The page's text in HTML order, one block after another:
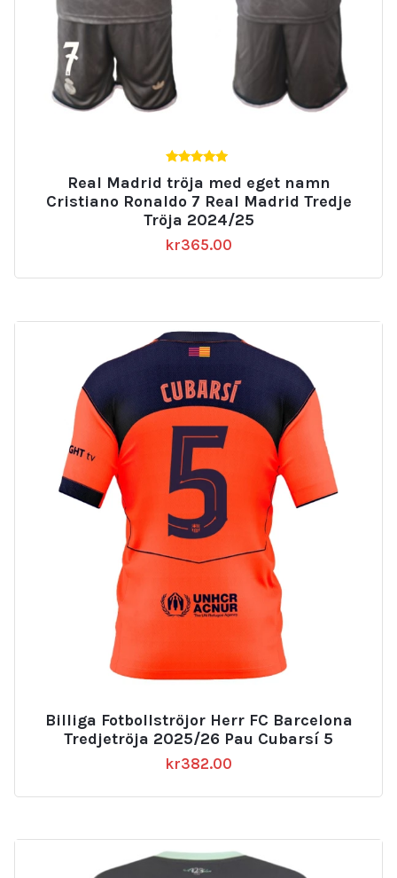
av 5
Real Madrid tröja med eget namn
Cristiano Ronaldo 7 Real Madrid Tredje
Tröja 2024/25
kr365.00
Billiga Fotbollströjor Herr FC Barcelona
Tredjetröja 2025/26 Pau Cubarsí 5
kr382.00